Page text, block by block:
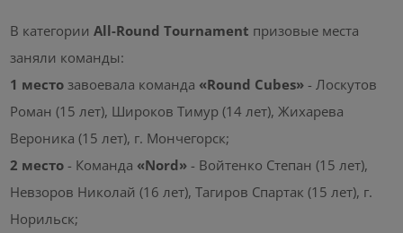
В категории All-Round Tournament призовые места
заняли команды:
1 место завоевала команда «Round Cubes» - Лоскутов
Роман (15 лет), Широков Тимур (14 лет), Жихарева
Вероника (15 лет), г. Мончегорск;
2 место - Команда «Nord» - Войтенко Степан (15 лет),
Невзоров Николай (16 лет), Тагиров Спартак (15 лет), г.
Норильск;